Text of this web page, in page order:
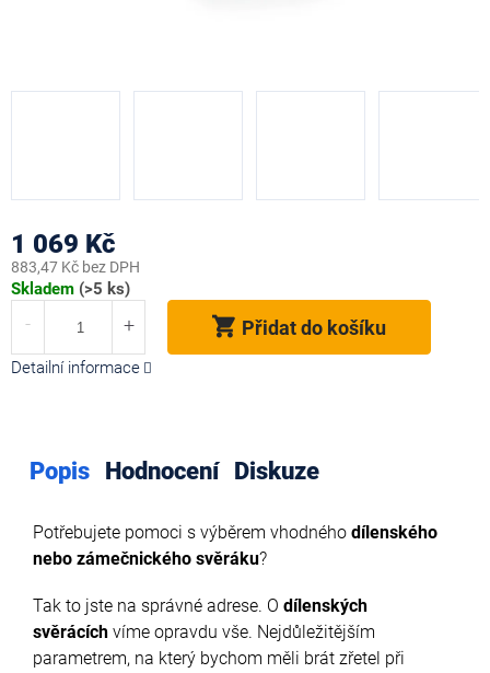
1 069 Kč
883,47 Kč bez DPH
Měrná
Skladem (>5 ks)
Přidat do košíku
Detailní informace
Popis Hodnocení Diskuze
Potřebujete pomoci s výběrem vhodného dílenského
nebo zámečnického svěráku?
Tak to jste na správné adrese. O dílenských
svěrácích víme opravdu vše. Nejdůležitějším
parametrem, na který bychom měli brát zřetel při